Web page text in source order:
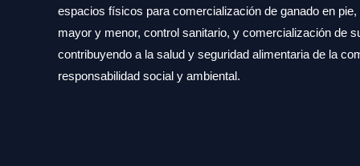
espacios físicos para comercialización de ganado en
mayor y menor, control sanitario, y comercialización de
contribuyendo a la salud y seguridad alimentaria de la
responsabilidad social y ambiental.